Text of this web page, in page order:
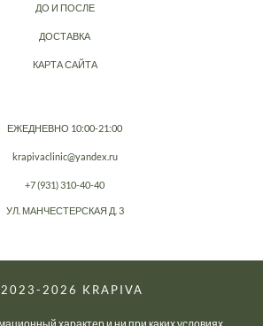
ДО И ПОСЛЕ
ДОСТАВКА
КАРТА САЙТА
ЕЖЕДНЕВНО 10:00-21:00
krapivaclinic@yandex.ru
+7 (931) 310-40-40
УЛ. МАНЧЕСТЕРСКАЯ Д. 3
2026 KRAPIVA